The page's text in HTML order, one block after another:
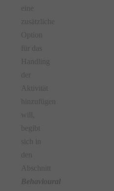
eine
zusätzliche
Option
für das
Handling
der
Aktivität
hinzufügen
will,
begibt
sich in
den
Abschnitt
Behavioural